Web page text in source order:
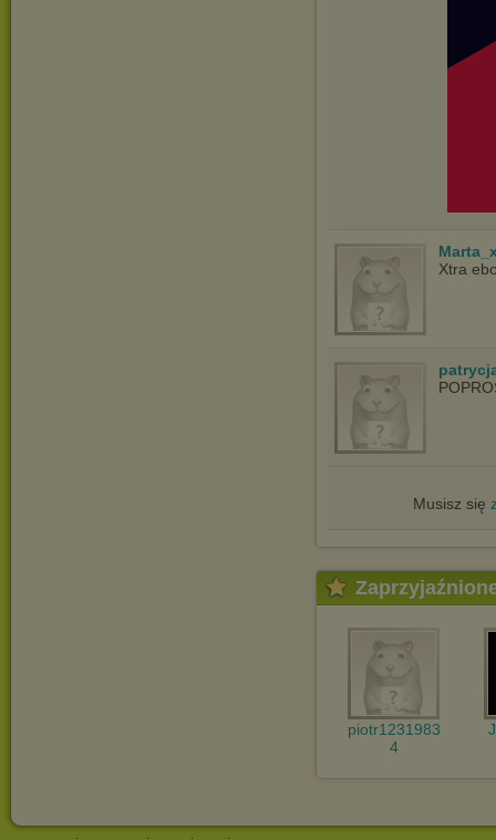
Xtra
Musisz się
piotr1231983
4